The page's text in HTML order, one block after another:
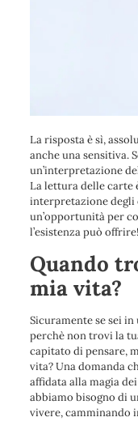
La risposta è sì,
anche una sensitiva.
un’interpretazione
La lettura delle carte
interpretazione degli
un’opportunità per
l’esistenza può offrire!
Quando
mia vita?
Sicuramente se sei
perchè non trovi la
capitato di pensare,
vita? Una domanda
affidata alla magia
abbiamo bisogno di
vivere, camminando